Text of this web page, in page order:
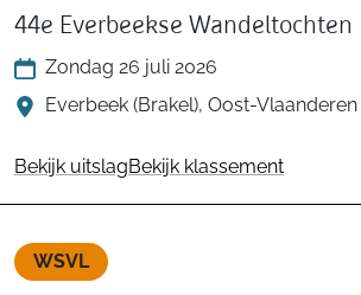
44e Everbeekse Wandeltochten
Zondag 26 juli 2026
Everbeek (Brakel), Oost-Vlaanderen
Bekijk uitslagBekijk klassement
WSVL